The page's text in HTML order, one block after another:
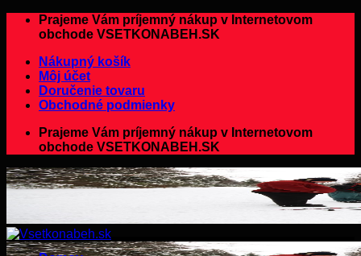
PreskočiťPrajeme Vám príjemný nákup v Internetovom
obchode VSETKONABEH.SK
Nákupný košík
Môj účet
Doručenie tovaru
Obchodné podmienky
Prajeme Vám príjemný nákup v Internetovom
obchode VSETKONABEH.SK